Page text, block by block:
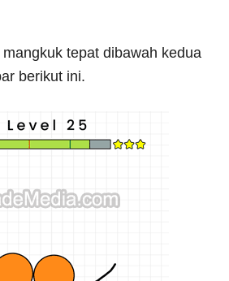
tepat dibawah kedua
berikut ini.